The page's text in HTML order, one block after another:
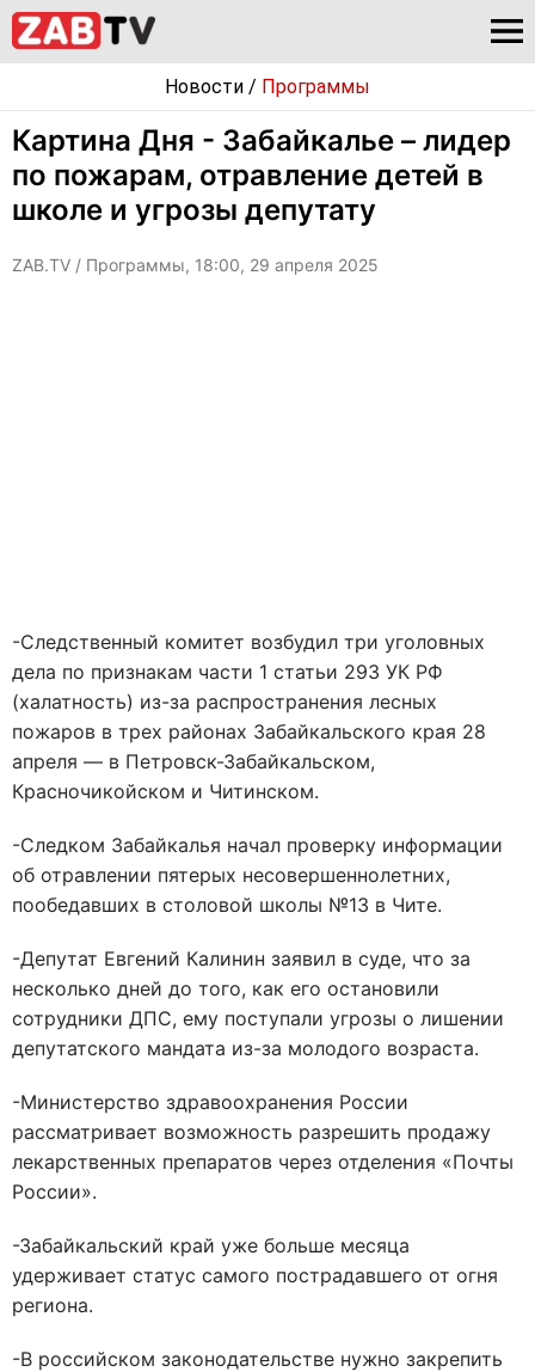
Новости / Программы
Картина Дня - Забайкалье – лидер
по пожарам, отравление детей в
школе и угрозы депутату
ZAB.TV / Программы, 18:00, 29 апреля 2025
-Следственный комитет возбудил три уголовных
дела по признакам части 1 статьи 293 УК РФ
(халатность) из-за распространения лесных
пожаров в трех районах Забайкальского края 28
апреля — в Петровск-Забайкальском,
Красночикойском и Читинском.
-Следком Забайкалья начал проверку информации
об отравлении пятерых несовершеннолетних,
пообедавших в столовой школы №13 в Чите.
-Депутат Евгений Калинин заявил в суде, что за
несколько дней до того, как его остановили
сотрудники ДПС, ему поступали угрозы о лишении
депутатского мандата из-за молодого возраста.
-Министерство здравоохранения России
рассматривает возможность разрешить продажу
лекарственных препаратов через отделения «Почты
России».
-Забайкальский край уже больше месяца
удерживает статус самого пострадавшего от огня
региона.
-В российском законодательстве нужно закрепить